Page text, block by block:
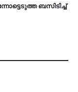
ബ­സി­ടി­ച്ച്